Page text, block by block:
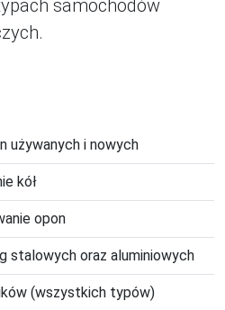
samochodów
używanych i nowych
kół
opon
stalowych oraz aluminiowych
(wszystkich typów)